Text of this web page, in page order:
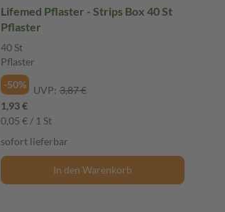
Lifemed Pflaster - Strips Box 40 St
Pflaster
40 St
Pflaster
-50%
UVP: 3,87 €
1,93 €
0,05 € / 1 St
sofort lieferbar
In den Warenkorb